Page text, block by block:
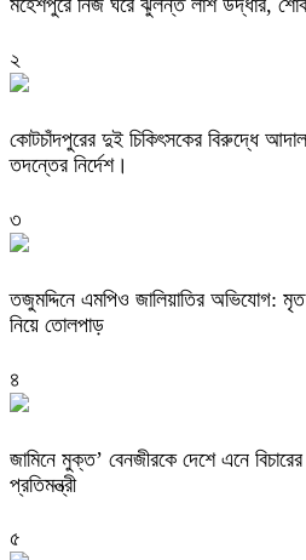
২
কোটচাঁদপুরের দুই চিকিৎসকের বিরুদ্ধে
তদন্তের নির্দেশ।
৩
তজুমদ্দিনে এমপিও জালিয়াতির অভিযোগ: মৃত
নিয়ে তোলপাড়
৪
জামিনে মুক্ত’ বেনজীরকে দেশে এনে
প্রতিমন্ত্রী
৫